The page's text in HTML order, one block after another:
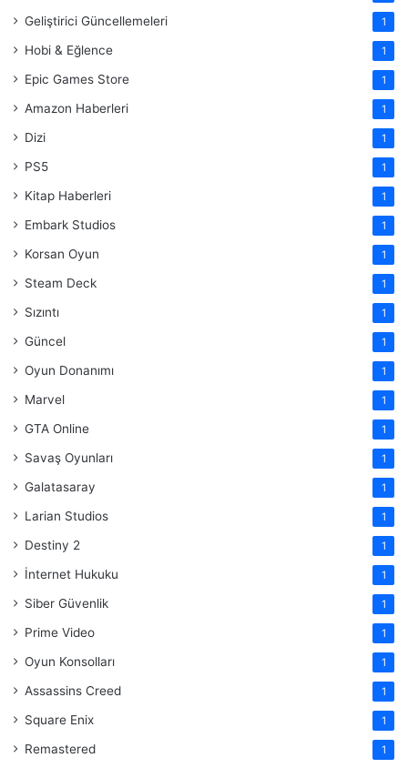
Geliştirici Güncellemeleri 1
Hobi & Eğlence 1
Epic Games Store 1
Amazon Haberleri 1
Dizi 1
PS5 1
Kitap Haberleri 1
Embark Studios 1
Korsan Oyun 1
Steam Deck 1
Sızıntı 1
Güncel 1
Oyun Donanımı 1
Marvel 1
GTA Online 1
Savaş Oyunları 1
Galatasaray 1
Larian Studios 1
Destiny 2 1
İnternet Hukuku 1
Siber Güvenlik 1
Prime Video 1
Oyun Konsolları 1
Assassins Creed 1
Square Enix 1
Remastered 1